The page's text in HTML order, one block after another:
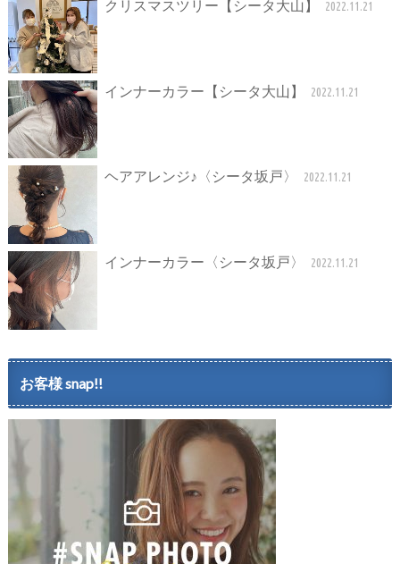
クリスマスツリー【シータ大山】 2022.11.21
インナーカラー【シータ大山】 2022.11.21
ヘアアレンジ♪〈シータ坂戸〉 2022.11.21
インナーカラー〈シータ坂戸〉 2022.11.21
お客様 snap!!